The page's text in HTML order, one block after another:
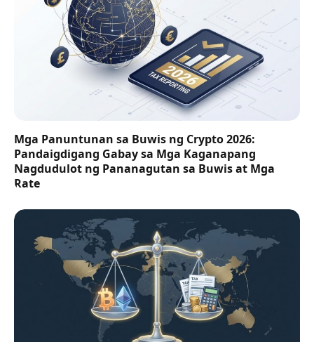
Mga Panuntunan sa Buwis ng Crypto 2026:
Pandaigdigang Gabay sa Mga Kaganapang
Nagdudulot ng Pananagutan sa Buwis at Mga
Rate